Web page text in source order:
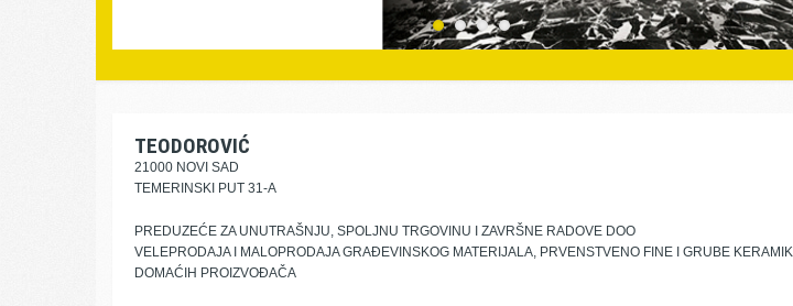
TEODOROVIĆ
21000 NOVI SAD
TEMERINSKI PUT 31-A
PREDUZEĆE ZA UNUTRAŠNJU, SPOLJNU TRGOVINU I ZAVRŠNE RADOVE DOO
VELEPRODAJA I MALOPRODAJA GRAĐEVINSKOG MATERIJALA, PRVENSTVENO FINE I GRUBE
DOMAĆIH PROIZVOĐAČA